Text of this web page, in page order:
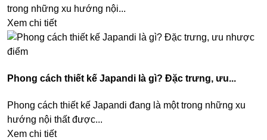
trong những xu hướng nội...
Xem chi tiết
Phong cách thiết kế Japandi là gì? Đặc trưng, ưu...
Phong cách thiết kế Japandi đang là một trong những xu
hướng nội thất được...
Xem chi tiết